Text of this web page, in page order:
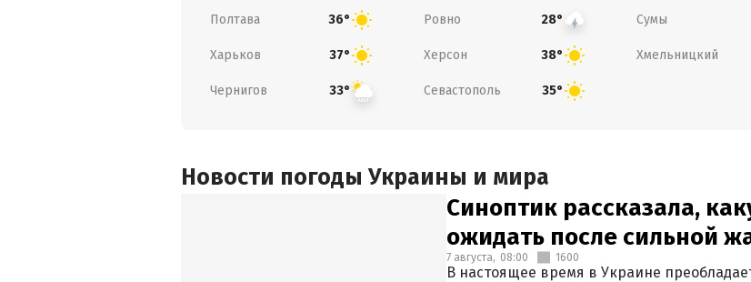
Полтава 36° Ровно 28° Сумы
Харьков 37° Херсон 38° Хмельницкий
Чернигов 33° Севастополь 35°
Новости погоды Украины и мира
Синоптик рассказала,
ожидать после сильной
7 августа, 08:00 1600
В настоящее время в Украине